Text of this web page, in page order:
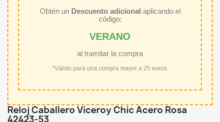
Obtén un Descuento adicional aplicando el
código:
VERANO
al tramitar la compra
*Válido para una compra mayor a 25 euros.
Reloj Caballero Viceroy Chic Acero Rosa
42423-53